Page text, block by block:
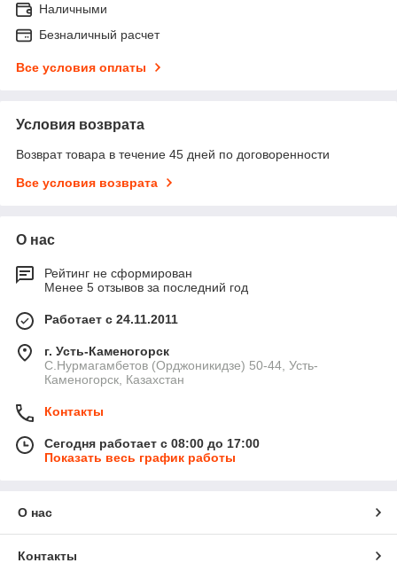
Наличными
Безналичный расчет
Все условия оплаты
Условия возврата
Возврат товара в течение 45 дней по договоренности
Все условия возврата
О нас
Рейтинг не сформирован
Менее 5 отзывов за последний год
Работает с 24.11.2011
г. Усть-Каменогорск
С.Нурмагамбетов (Орджоникидзе) 50-44, Усть-
Каменогорск, Казахстан
Контакты
Сегодня работает с 08:00 до 17:00
Показать весь график работы
О нас
Контакты